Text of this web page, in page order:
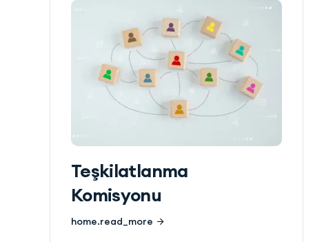
Teşkilatlanma
Komisyonu
home.read_more